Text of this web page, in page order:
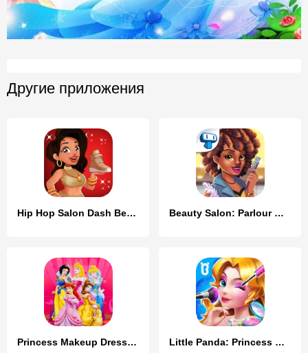
Другие приложения
Hip Hop Salon Dash Beauty Game Beauty Salon: Parlour Game
Princess Makeup Dressup Salon Little Panda: Princess Makeup